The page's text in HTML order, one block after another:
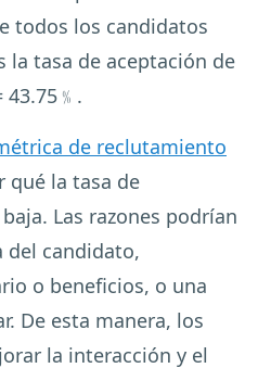
todos los candidatos
la tasa de aceptación de
de reclutamiento
qué la tasa de
Las razones podrían
del candidato,
o beneficios, o una
De esta manera, los
la interacción y el